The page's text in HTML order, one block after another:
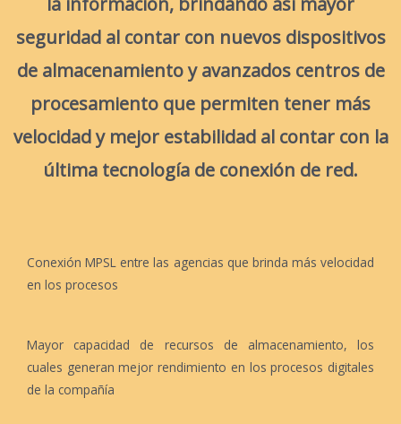
seguridad al contar con nuevos dispositivos
de almacenamiento y avanzados centros de
procesamiento que permiten tener más
velocidad y mejor estabilidad al contar con la
última tecnología de conexión de red.
Conexión MPSL entre las agencias que brinda más velocidad
en los procesos
Mayor capacidad de recursos de almacenamiento, los
cuales generan mejor rendimiento en los procesos digitales
de la compañía